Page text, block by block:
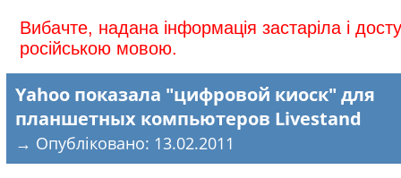
Вибачте, надана інформація застаріла і
російською мовою.
Yahoo показала "цифровой киоск" для
планшетных компьютеров Livestand
→ Опубліковано: 13.02.2011